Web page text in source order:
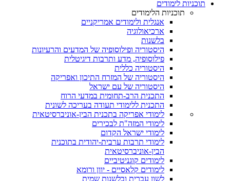
תוכניות לימודים
תוכניות הלימודים
אנגלית ולימודים אמריקניים
ארכיאולוגיה
בלשנות
היסטוריה ופילוסופיה של המדעים והרעיונות
פילוסופיה, מדע ותרבות דיגיטלית
היסטוריה כללית
היסטוריה של המזרח התיכון ואפריקה
היסטוריה של עם ישראל
התכנית הרב-תחומית במדעי הרוח
התכנית ללימודי תעודה בעריכה לשונית
לימודי אפריקה בתכנית הבין-אוניברסיטאית
לימודי המזה"ת לבכירים
לימודי ישראל הקדום
לימודי תרבות ערבית-יהודית בתוכנית
הבין-אוניברסיטאית
לימודים קוגניטיביים
לימודים קלאסיים - יוון ורומא
לשון עברית ובלשנות שמית